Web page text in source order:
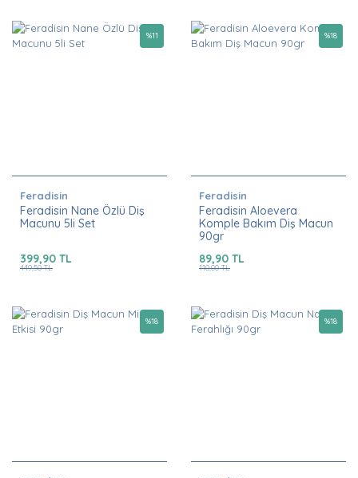
Feradisin
Feradisin Nane Özlü Diş
Macunu 5li Set
%11
399,90 TL
449,50 TL
Feradisin
Feradisin Aloevera
Komple Bakım Diş Macun
90gr
%18
89,90 TL
110,00 TL
%18 %18